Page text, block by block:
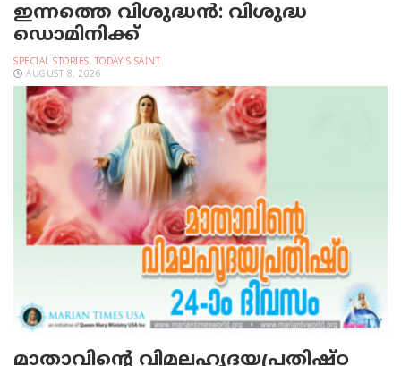
ഇന്നത്തെ വിശുദ്ധന്‍: വിശുദ്ധ
ഡൊമിനിക്ക്
SPECIAL STORIES, TODAY'S SAINT
AUGUST 8, 2026
മാതാവിന്റെ വിമലഹൃദയപ്രതിഷ്ഠ